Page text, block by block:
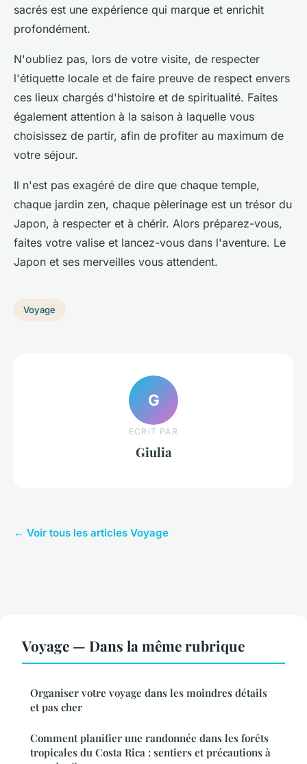
sacrés est une expérience qui marque et enrichit
profondément.
N'oubliez pas, lors de votre visite, de respecter
l'étiquette locale et de faire preuve de respect envers
ces lieux chargés d'histoire et de spiritualité. Faites
également attention à la saison à laquelle vous
choisissez de partir, afin de profiter au maximum de
votre séjour.
Il n'est pas exagéré de dire que chaque temple,
chaque jardin zen, chaque pèlerinage est un trésor du
Japon, à respecter et à chérir. Alors préparez-vous,
faites votre valise et lancez-vous dans l'aventure. Le
Japon et ses merveilles vous attendent.
Voyage
G
ECRIT PAR
Giulia
← Voir tous les articles Voyage
Voyage — Dans la même rubrique
Organiser votre voyage dans les moindres détails
et pas cher
Comment planifier une randonnée dans les forêts
tropicales du Costa Rica : sentiers et précautions à